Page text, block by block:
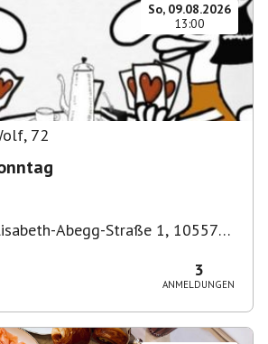
So, 09.08.2026
13:00
, 72
Sonntag
Abegg-Straße 1, 10557
3
ANMELDUNGEN